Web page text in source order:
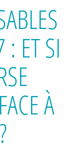
ET SI
À